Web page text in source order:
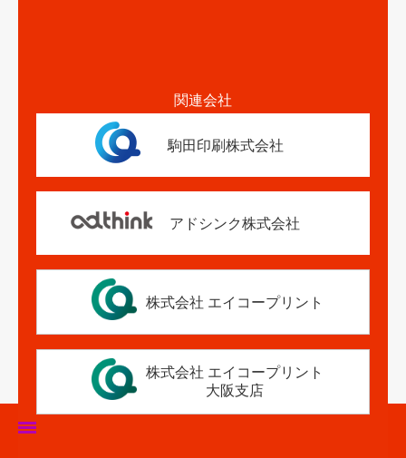
関連会社
駒田印刷株式会社
アドシンク株式会社
株式会社 エイコープリント
株式会社 エイコープリント
大阪支店